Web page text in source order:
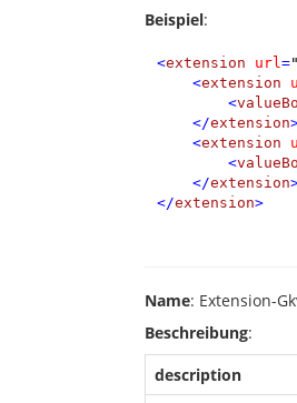
Beispiel:
<extension url ="
<extension
<
</extension
<extension
<
</extension
</extension>
Name: Extension-
Beschreibung:
description